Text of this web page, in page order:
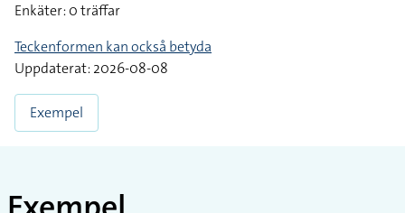
Enkäter: 0 träffar
Teckenformen kan också betyda
Uppdaterat: 2026-08-08
Exempel